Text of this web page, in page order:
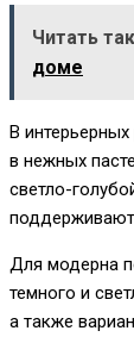
Читать
доме
В
в нежных
светло-
Для модерна
темного и
а также